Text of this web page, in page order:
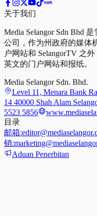
关于我们
Media Selangor Sdn Bhd
公司，作为州政府的媒体
户网站和 SelangorTV 之
英文的门户网站和报纸。
Media Selangor Sdn. Bhd.
Level 11, Menara Bank
14 40000 Shah Alam
5523 5856
目录
邮箱:
销:
Aduan Penerbitan